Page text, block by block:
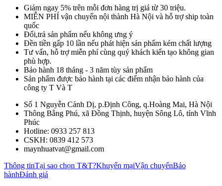
Giảm ngay 5% trên mỗi đơn hàng trị giá từ 30 triệu.
MIỄN PHÍ vận chuyển nội thành Hà Nội và hỗ trợ ship toàn
quốc
Đổi,trả sản phẩm nếu không ưng ý
Đền tiền gấp 10 lần nếu phát hiện sản phẩm kém chất lượng
Tư vấn, hỗ trợ miễn phí cùng quý khách kiến tạo không gian
phù hợp.
Bảo hành 18 tháng - 3 năm tùy sản phẩm
Sản phẩm được bảo hành tại các điểm nhận bảo hành của
công ty T Và T
Số 1 Nguyễn Cảnh Dị, p.Định Công, q.Hoàng Mai, Hà Nội
Thông Bằng Phú, xã Đồng Thịnh, huyện Sông Lô, tỉnh Vĩnh
Phúc
Hotline: 0933 257 813
CSKH: 0839 412 573
maynhuatvat@gmail.com
Thông tinTại sao chọn T&T?Khuyến mạiVận chuyểnBảo
hànhĐánh giá